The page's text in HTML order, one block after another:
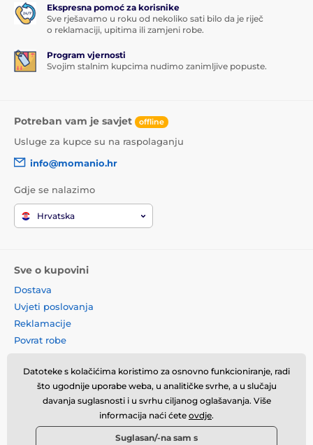
Ekspresna pomoć za korisnike
Sve rješavamo u roku od nekoliko sati bilo da je riječ
o reklamaciji, upitima ili zamjeni robe.
Program vjernosti
Svojim stalnim kupcima nudimo zanimljive popuste.
Potreban vam je savjet offline
Usluge za kupce su na raspolaganju
info@momanio.hr
Gdje se nalazimo
Hrvatska
Sve o kupovini
Dostava
Uvjeti poslovanja
Reklamacije
Povrat robe
Načela o korištenju kolačića
Kontaktne informacije
Informacije o obradi osobnih
Datoteke s kolačićima koristimo za osnovno funkcioniranje, radi
što ugodnije uporabe weba, u analitičke svrhe, a u slučaju
davanja suglasnosti i u svrhu ciljanog oglašavanja. Više
informacija naći ćete ovdje.
Suglasan/-na sam s